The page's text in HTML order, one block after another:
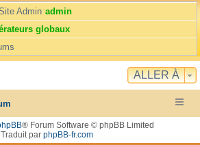
Admin admin
globaux
ALLER À
® Forum Software © phpBB Limited
Traduit par phpBB-fr.com